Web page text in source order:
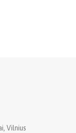
Vilnius